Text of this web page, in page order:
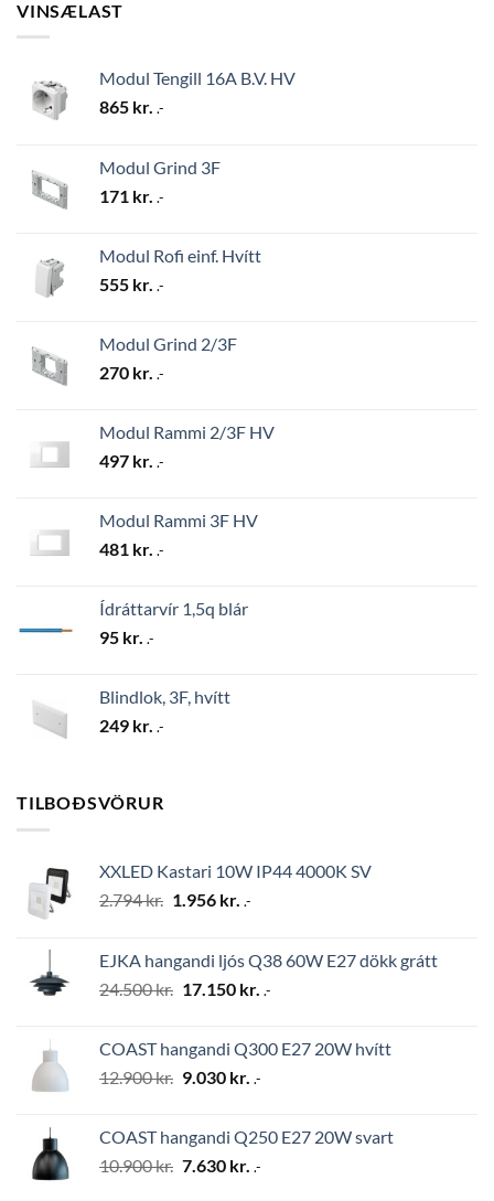
VINSÆLAST
Modul Tengill 16A B.V. HV
865 kr. .-
Modul Grind 3F
171 kr. .-
Modul Rofi einf. Hvítt
555 kr. .-
Modul Grind 2/3F
270 kr. .-
Modul Rammi 2/3F HV
497 kr. .-
Modul Rammi 3F HV
481 kr. .-
Ídráttarvír 1,5q blár
95 kr. .-
Blindlok, 3F, hvítt
249 kr. .-
TILBOÐSVÖRUR
XXLED Kastari 10W IP44 4000K SV
2.794kr. Original
2.794 kr..
1.956 kr. Current
1.956 kr..
.-
EJKA hangandi ljós Q38 60W E27 dökk grátt
24.500kr. Original
24.500 kr..
17.150 kr. Current
17.150 kr..
.-
COAST hangandi Q300 E27 20W hvítt
12.900kr. Original
12.900 kr..
9.030 kr. Current
9.030 kr..
.-
COAST hangandi Q250 E27 20W svart
10.900kr. Original
7.630 kr. Current
.-